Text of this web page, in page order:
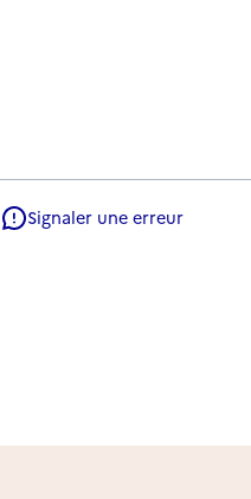
Signaler une erreur